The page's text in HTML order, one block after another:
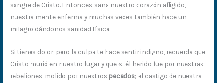
sangre de Cristo. Entonces, sana nuestro corazón afligido,
nuestra mente enferma y muchas veces también hace un
milagro dándonos sanidad física.
Si tienes dolor, pero la culpa te hace sentir indigno, recuerda que
Cristo murió en nuestro lugar y que «…él herido fue por nuestras
rebeliones, molido por nuestros pecados; el castigo de nuestra